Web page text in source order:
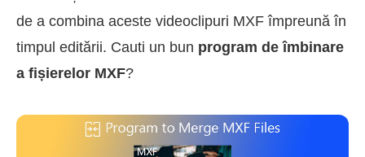
de a combina aceste videoclipuri MXF împreună în
timpul editării. Cauti un bun program de îmbinare
a fișierelor MXF?